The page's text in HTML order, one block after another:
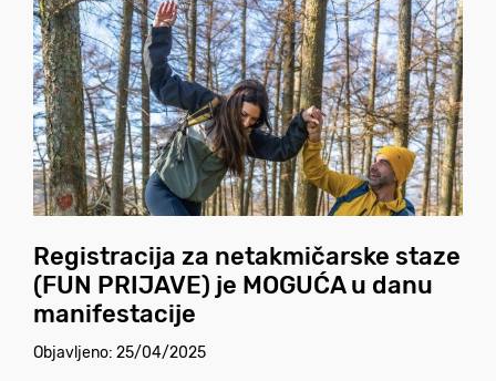
Registracija za netakmičarske staze
(FUN PRIJAVE) je MOGUĆA u danu
manifestacije
Objavljeno: 25/04/2025